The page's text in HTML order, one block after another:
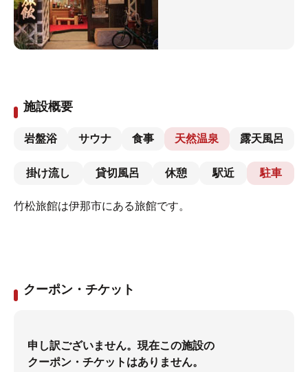
施設概要
岩盤浴 サウナ 食事 天然温泉 露天風呂
掛け流し 貸切風呂 休憩 駅近 駐車
竹松旅館は伊那市にある旅館です。
クーポン・チケット
申し訳ございません。現在この施設の
クーポン・チケットはありません。